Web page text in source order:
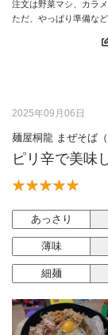
注文は野菜マシ、カラ
ただ、やっぱり準備な
2025年09月06日
麺屋桐龍 まぜそば
ピリ辛で美味
あっさり
薄味
細麺